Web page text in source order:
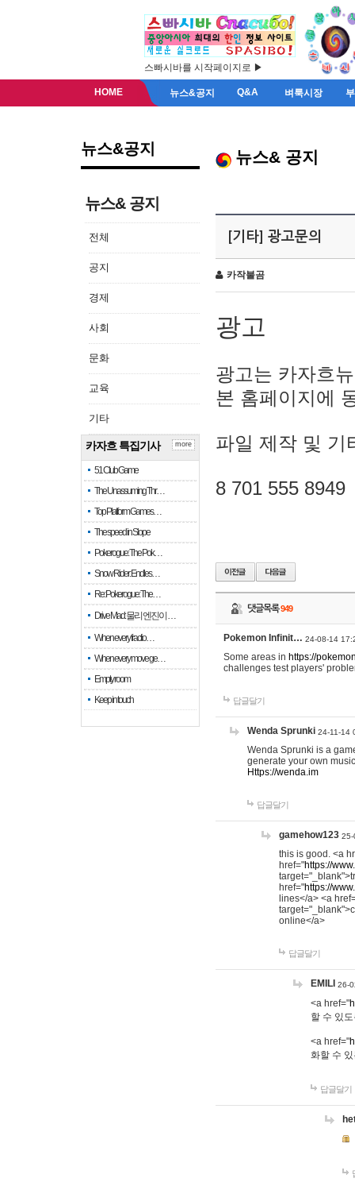
스빠시바를 시작페이지로 ▶
HOME 뉴스&공지 Q&A 벼룩시장
뉴스&공지
뉴스& 공지
전체
공지
경제
사회
문화
교육
기타
카자흐 특집기사
51 Club Game
The Unassuming Thr…
Top Platform Games…
The speed in Slope
Pokerogue: The Pok…
Snow Rider: Endles…
Re: Pokerogue: The…
Drive Mad: 물리 엔진이 …
When every fractio…
When every move ge…
Empty room
Keep in touch
more
뉴스& 공지
[기타] 광고문의
카작불곰
광고
광고는 카자흐
본 홈페이지에
파일 제작 및 기
8 701 555 8949
댓글목록949
Pokemon Infinit… 24-08-14
Some areas in https://
challenges test players'
답글달기
Wenda Sprunki 24-11-14
Wenda Sprunki is a
generate your own
Https://wenda.im
답글달기
gamehow123 25-
this is good. <a
href="https://
href="https://
lines</a> <a
online</a>
답글달기
EMILI 26-
<a href="
할 수 있
<a href="
화할 수
답글달기